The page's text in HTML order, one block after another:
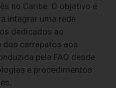
no Caribe. O objetivo é
integrar uma rede
dedicados ao
carrapatos aos
pela FAO desde
e procedimentos